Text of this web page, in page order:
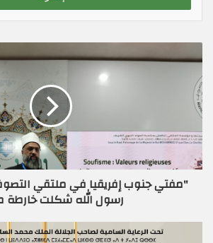
ب
ي
د
ل
ك
"مفتي جنوب إفريقيا في ملتقي
رسول الله شكلت خارطة